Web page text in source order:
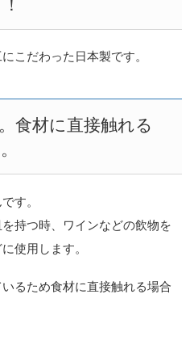
こだわった日本製です。
食材に直接触れる
す。
持つ時、ワインなどの飲物を
使用します。
るため食材に直接触れる場合